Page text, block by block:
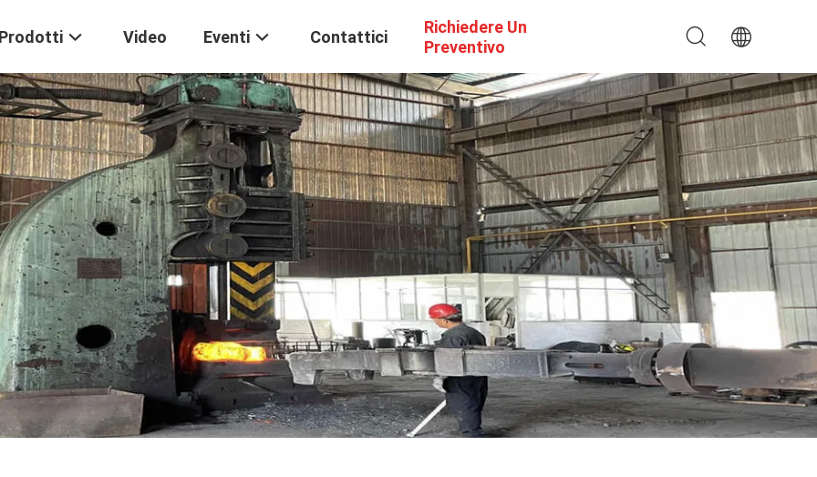
Video Eventi Contattici
Richiedere Un
Preventivo